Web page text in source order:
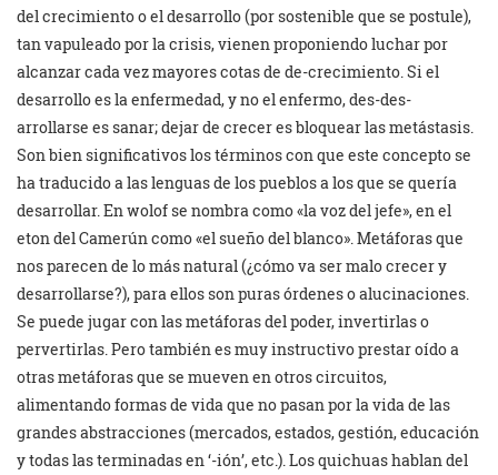
del crecimiento o el desarrollo (por sostenible que se postule),
tan vapuleado por la crisis, vienen proponiendo luchar por
alcanzar cada vez mayores cotas de de-crecimiento. Si el
desarrollo es la enfermedad, y no el enfermo, des-des-
arrollarse es sanar; dejar de crecer es bloquear las metástasis.
Son bien significativos los términos con que este concepto se
ha traducido a las lenguas de los pueblos a los que se quería
desarrollar. En wolof se nombra como «la voz del jefe», en el
eton del Camerún como «el sueño del blanco». Metáforas que
nos parecen de lo más natural (¿cómo va ser malo crecer y
desarrollarse?), para ellos son puras órdenes o alucinaciones.
Se puede jugar con las metáforas del poder, invertirlas o
pervertirlas. Pero también es muy instructivo prestar oído a
otras metáforas que se mueven en otros circuitos,
alimentando formas de vida que no pasan por la vida de las
grandes abstracciones (mercados, estados, gestión, educación
y todas las terminadas en ‘-ión’, etc.). Los quichuas hablan del